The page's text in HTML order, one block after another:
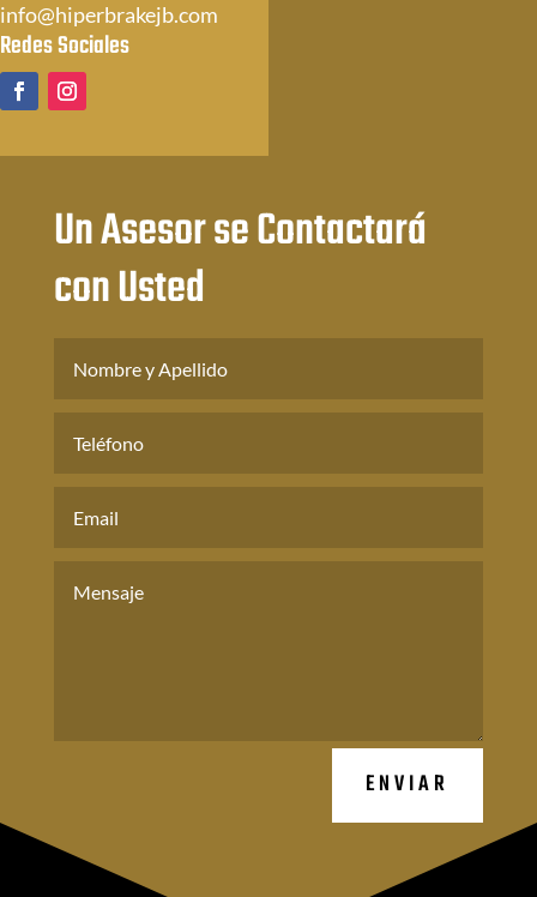
info@hiperbrakejb.com
Redes Sociales
Un Asesor se Contactará
con Usted
ENVIAR